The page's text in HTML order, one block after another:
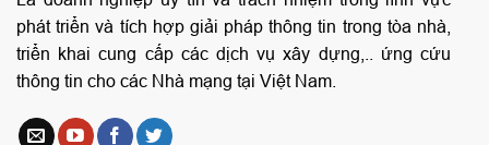
phát triển và tích hợp giải pháp thông tin trong tòa nhà,
triển khai cung cấp các dịch vụ xây dựng,.. ứng cứu
thông tin cho các Nhà mạng tại Việt Nam.